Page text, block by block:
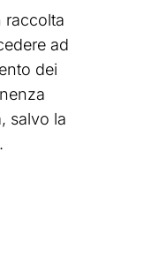
raccolta
ad
dei
salvo la